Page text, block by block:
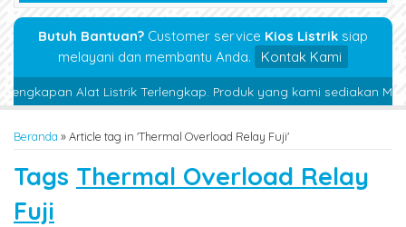
Butuh Bantuan? Customer service Kios Listrik siap
melayani dan membantu Anda.
Kontak Kami
Alat Listrik Terlengkap. Produk yang kami sediakan
Beranda »Article tag in 'Thermal Overload Relay Fuji'
Tags Thermal Overload Relay
Fuji